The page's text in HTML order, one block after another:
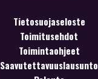
Tietosuojaseloste
Toimitusehdot
Toimintaohjeet
Saavutettavuuslausunto